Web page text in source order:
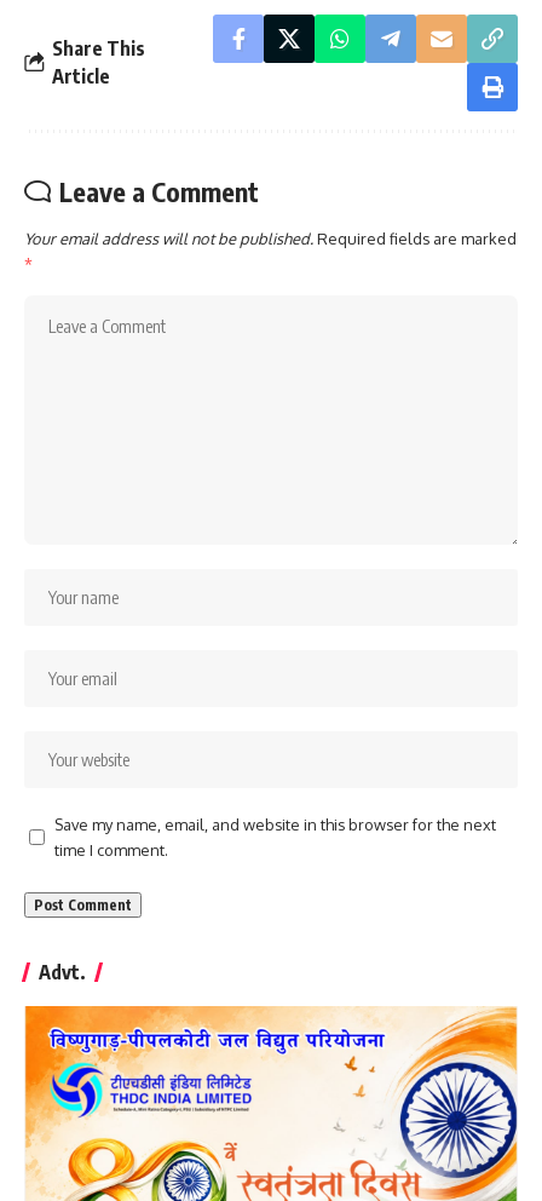
Share This
Article
Leave a Comment
Your email address will not be published.Required fields are marked
*
Save my name, email, and website in this browser for the next
time I comment.
Advt.